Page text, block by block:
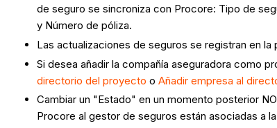
de seguro se sincroniza con Procore: Tipo de
y Número de póliza.
Las actualizaciones de seguros se registran en
Si desea añadir la compañía aseguradora como
directorio del proyecto o Añadir empresa al
Cambiar un "Estado" en un momento posterior
Procore al gestor de seguros están asociadas a